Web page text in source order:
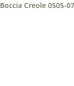
Boccia Creole 0505-07